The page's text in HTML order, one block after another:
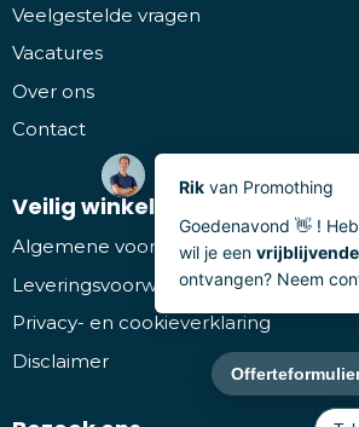
Veelgestelde vragen
Vacatures
Over ons
Contact
Veilig winkelen
Algemene voorwaarden
Leveringsvoorwaarden
Privacy- en cookieverklaring
Disclaimer